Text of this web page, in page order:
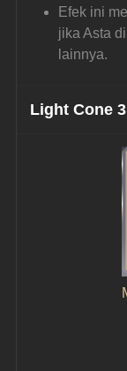
Efek ini
jika Asta
lainnya.
Light Cone 3